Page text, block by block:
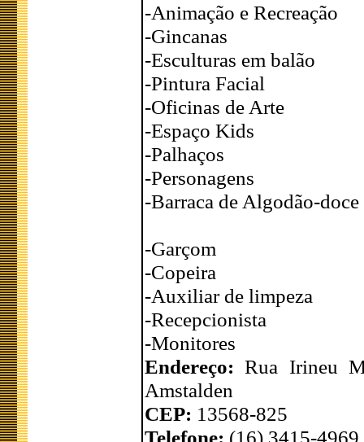
-Animação e Recreação
-Gincanas
-Esculturas em balão
-Pintura Facial
-Oficinas de Arte
-Espaço Kids
-Palhaços
-Personagens
-Barraca de Algodão-doce
-Garçom
-Copeira
-Auxiliar de limpeza
-Recepcionista
-Monitores
Endereço:Rua Irineu
Amstalden
CEP: 13568-825
Telefone: (16) 3415-